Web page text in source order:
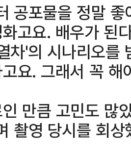
공포물을 정말
고요. 배우가 된
차'의 시나리오를
요. 그래서 꼭 해
만큼 고민도 많
촬영 당시를 회상